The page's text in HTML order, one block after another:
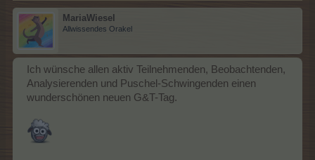
MariaWiesel
Allwissendes Orakel
Ich wünsche allen aktiv Teilnehmenden, Beobachtenden,
Analysierenden und Puschel-Schwingenden einen
wunderschönen neuen G&T-Tag.